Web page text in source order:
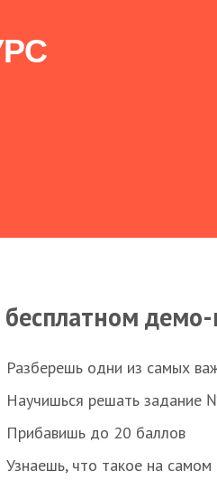
Разберешь одни из самых
Научишься решать задание
Прибавишь до 20 баллов
Узнаешь, что такое на